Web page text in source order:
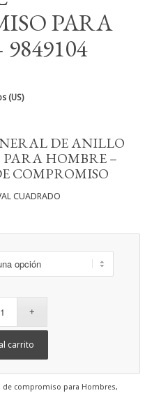
PARA
(US)
DE ANILLO
HOMBRE –
COMPROMISO
CUADRADO
carrito
de compromiso para Hombres,